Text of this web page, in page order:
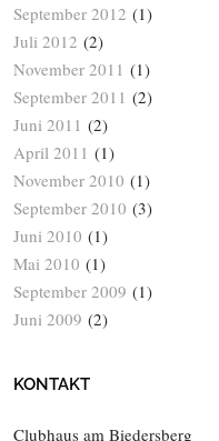
September 2012 (1)
Juli 2012 (2)
November 2011 (1)
September 2011 (2)
Juni 2011 (2)
April 2011 (1)
November 2010 (1)
September 2010 (3)
Juni 2010 (1)
Mai 2010 (1)
September 2009 (1)
Juni 2009 (2)
KONTAKT
Clubhaus am Biedersberg